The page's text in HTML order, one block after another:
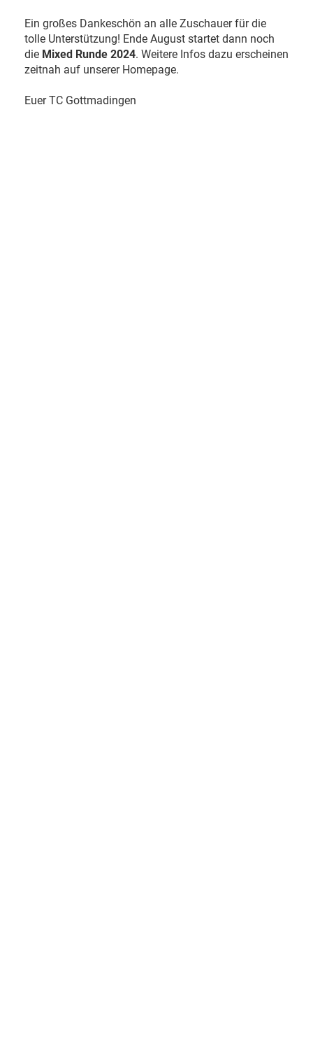
Ein großes Dankeschön an alle Zuschauer für die
tolle Unterstützung! Ende August startet dann noch
die Mixed Runde 2024. Weitere Infos dazu erscheinen
zeitnah auf unserer Homepage.
Euer TC Gottmadingen